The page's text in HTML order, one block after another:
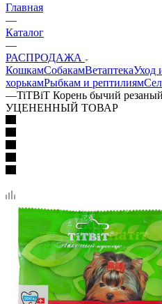
Главная
—
Каталог
—
РАСПРОДАЖА
КошкамСобакамВетаптекаУход
хорькамРыбкам и рептилиям
—TiTBiT Корень бычий
УЦЕНЕННЫЙ ТОВАР